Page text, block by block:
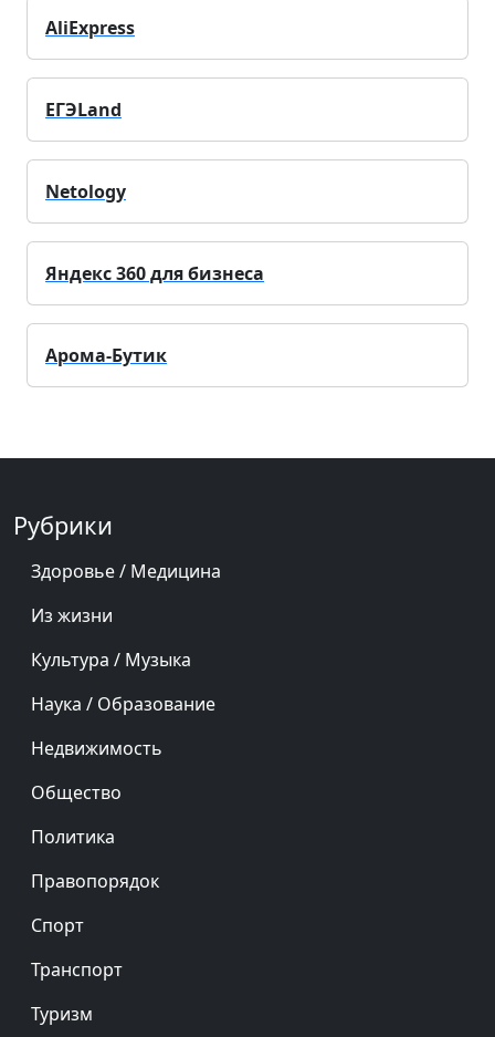
AliExpress
ЕГЭLand
Netology
Яндекс 360 для бизнеса
Арома-Бутик
Рубрики
Здоровье / Медицина
Из жизни
Культура / Музыка
Наука / Образование
Недвижимость
Общество
Политика
Правопорядок
Спорт
Транспорт
Туризм